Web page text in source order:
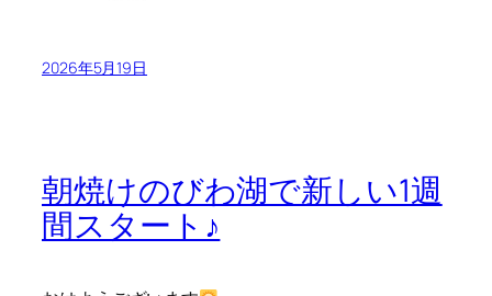
2026年5月19日
朝焼けのびわ湖で新しい1週
間スタート♪